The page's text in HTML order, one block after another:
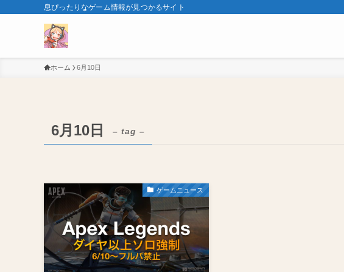
息ぴったりなゲーム情報が見つかるサイト
ホーム 6月10日
6月10日 – tag –
ゲームニュース